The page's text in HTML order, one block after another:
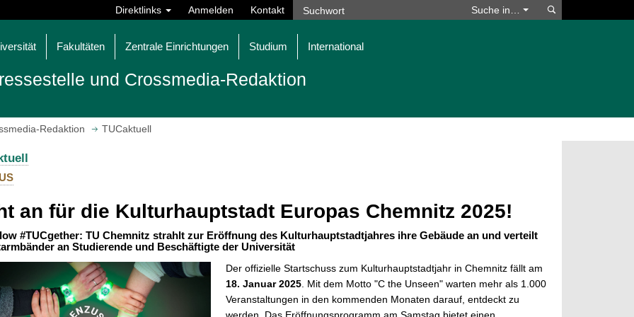
Direktlinks Anmelden Kontakt Suche in…
Fakultäten Zentrale Einrichtungen Studium International
und Crossmedia-Redaktion
Redaktion TUCaktuell
an für die Kulturhauptstadt Europas Chemnitz 2025!
#TUCgether: TU Chemnitz strahlt zur Eröffnung des Kulturhauptstadtjahres ihre Gebäude an und verteilt
an Studierende und Beschäftigte der Universität
Der offizielle Startschuss zum Kulturhauptstadtjahr in Chemnitz fällt am
18. Januar 2025. Mit dem Motto "C the Unseen" warten mehr als 1.000
Veranstaltungen in den kommenden Monaten darauf, entdeckt zu
werden. Das Eröffnungsprogramm am Samstag bietet einen